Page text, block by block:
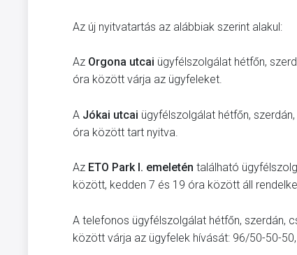
Az új nyitvatartás az alábbiak szerint alakul:
Az Orgona utcai ügyfélszolgálat hétfőn,
óra között várja az ügyfeleket.
A Jókai utcai ügyfélszolgálat hétfőn,
óra között tart nyitva.
Az ETO Park I. emeletén található
között, kedden 7 és 19 óra között áll
A telefonos ügyfélszolgálat hétfőn, szerdán,
között várja az ügyfelek hívását: 96/50-50-